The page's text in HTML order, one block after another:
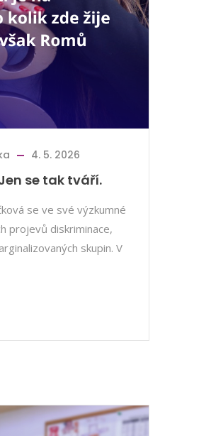
4. 5. 2026
se tak tváří.
se ve své výzkumné
projevů diskriminace,
skupin. V